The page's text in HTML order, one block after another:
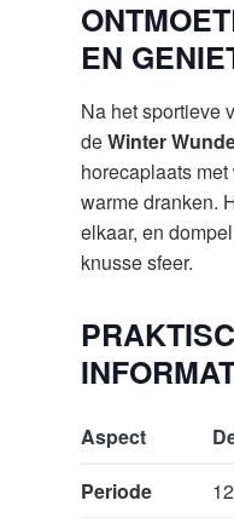
EN
Na het sportieve
deWinter
horecaplaats
warme dranken.
elkaar, en
knusse sfeer.
Aspect
Periode